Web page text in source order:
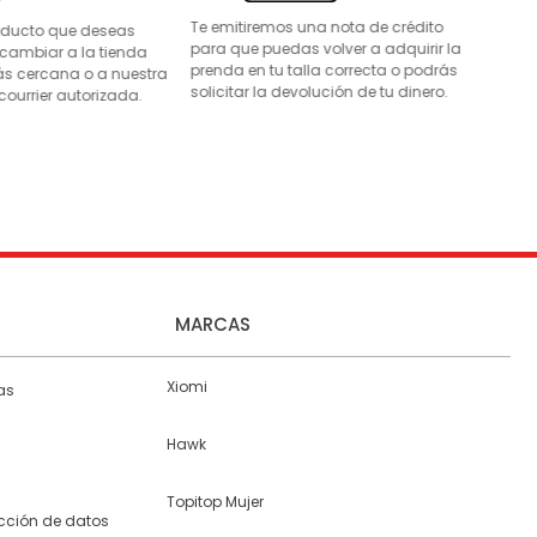
que deseas
a la tienda
cercana o a nuestra
autorizada.
Te emitiremos una nota de crédito
para que puedas volver a adquirir la
prenda en tu talla correcta o podrás
solicitar la devolución de tu dinero.
de datos
MARCAS
Xiomi
Hawk
Topitop Mujer